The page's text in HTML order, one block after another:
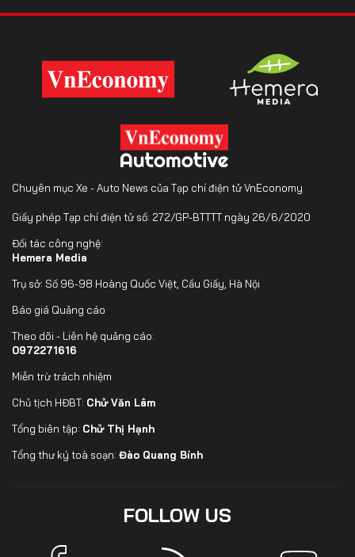
Chuyên mục Xe - Auto News của Tạp chí điện tử VnEconomy
Giấy phép Tạp chí điện tử số: 272/GP-BTTTT ngày 26/6/2020
Đối tác công nghệ:
Hemera Media
Trụ sở: Số 96-98 Hoàng Quốc Việt, Cầu Giấy, Hà Nội
Báo giá Quảng cáo
Theo dõi - Liên hệ quảng cáo:
0972271616
Miễn trừ trách nhiệm
Chủ tịch HĐBT: Chử Văn Lâm
Tổng biên tập: Chử Thị Hạnh
Tổng thư ký toà soạn: Đào Quang Bính
FOLLOW US